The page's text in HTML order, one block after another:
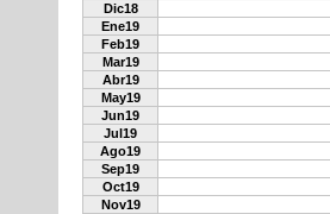
Dic18
Ene19
Feb19
Mar19
Abr19
May19
Jun19
Jul19
Ago19
Sep19
Oct19
Nov19